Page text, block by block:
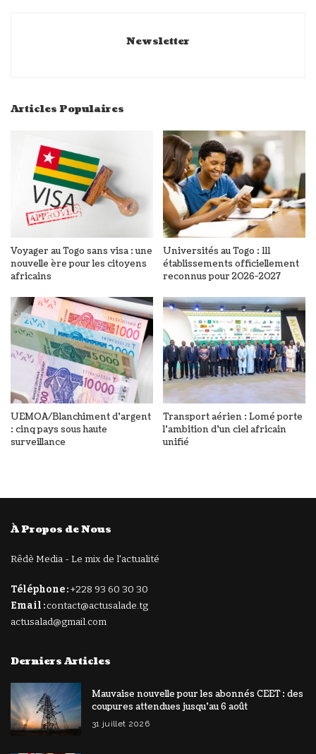
Newsletter
Articles Populaires
Voyager au Togo sans visa : une
nouvelle ère pour les citoyens
africains
Universités au Togo : 111
établissements officiellement
reconnus pour 2026-2027
UEMOA/Blanchiment d’argent
: cinq pays sous haute
surveillance
Transport aérien : Lomé porte
l’ambition d’un ciel africain
unifié
À Propos de Nous
Rêdè Media - Le mix de l'actualité
Téléphone :+228 93 60 30 30
Email :contact@actusalade.tg
actusalad@gmail.com
Derniers Articles
Mauvaise nouvelle pour les abonnés CEET : des
coupures attendues jusqu’au 6 août
31 juillet 2026